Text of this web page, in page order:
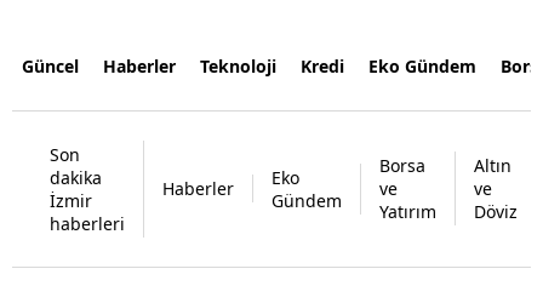
Güncel Haberler Teknoloji Kredi Eko Gündem
Son
dakika
İzmir
haberleri
Haberler
Eko
Gündem
Borsa
ve
Yatırım
Altın
ve
Döviz